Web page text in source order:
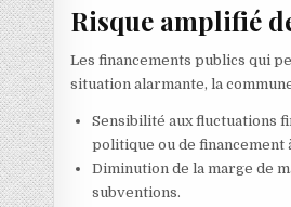
Risque amplifié
Les financements publics qui
situation alarmante, la
Sensibilité aux fluctuations
politique ou de financement
Diminution de la marge de
subventions.